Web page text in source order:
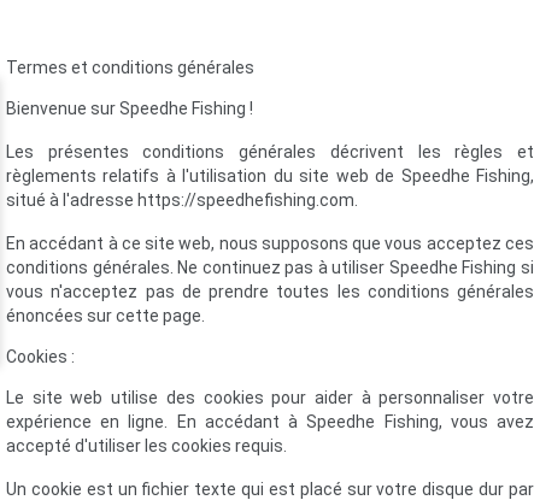
Termes et conditions générales
Bienvenue sur Speedhe Fishing !
Les présentes conditions générales décrivent les règles et
règlements relatifs à l'utilisation du site web de Speedhe Fishing,
situé à l'adresse https://speedhefishing.com.
En accédant à ce site web, nous supposons que vous acceptez ces
conditions générales. Ne continuez pas à utiliser Speedhe Fishing si
vous n'acceptez pas de prendre toutes les conditions générales
énoncées sur cette page.
Cookies :
Le site web utilise des cookies pour aider à personnaliser votre
expérience en ligne. En accédant à Speedhe Fishing, vous avez
accepté d'utiliser les cookies requis.
Un cookie est un fichier texte qui est placé sur votre disque dur par